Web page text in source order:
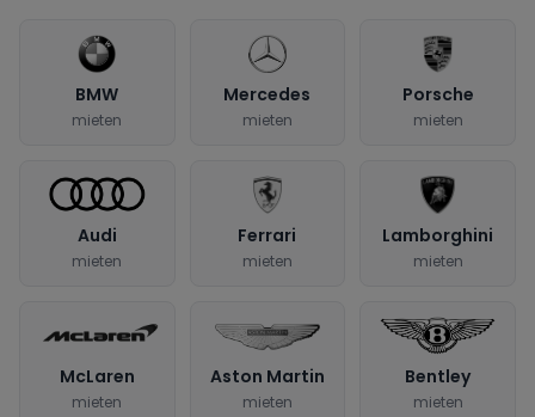
BMW
mieten
Mercedes
mieten
Porsche
mieten
Audi
mieten
Ferrari
mieten
Lamborghini
mieten
McLaren
mieten
Aston Martin
mieten
Bentley
mieten